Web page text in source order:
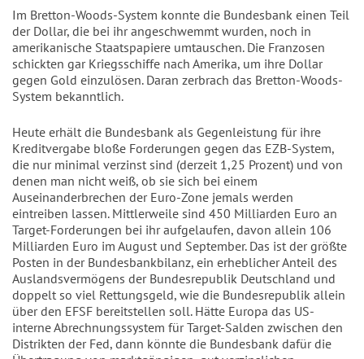
Im Bretton-Woods-System konnte die Bundesbank einen Teil
der Dollar, die bei ihr angeschwemmt wurden, noch in
amerikanische Staatspapiere umtauschen. Die Franzosen
schickten gar Kriegsschiffe nach Amerika, um ihre Dollar
gegen Gold einzulösen. Daran zerbrach das Bretton-Woods-
System bekanntlich.
Heute erhält die Bundesbank als Gegenleistung für ihre
Kreditvergabe bloße Forderungen gegen das EZB-System,
die nur minimal verzinst sind (derzeit 1,25 Prozent) und von
denen man nicht weiß, ob sie sich bei einem
Auseinanderbrechen der Euro-Zone jemals werden
eintreiben lassen. Mittlerweile sind 450 Milliarden Euro an
Target-Forderungen bei ihr aufgelaufen, davon allein 106
Milliarden Euro im August und September. Das ist der größte
Posten in der Bundesbankbilanz, ein erheblicher Anteil des
Auslandsvermögens der Bundesrepublik Deutschland und
doppelt so viel Rettungsgeld, wie die Bundesrepublik allein
über den EFSF bereitstellen soll. Hätte Europa das US-
interne Abrechnungssystem für Target-Salden zwischen den
Distrikten der Fed, dann könnte die Bundesbank dafür die